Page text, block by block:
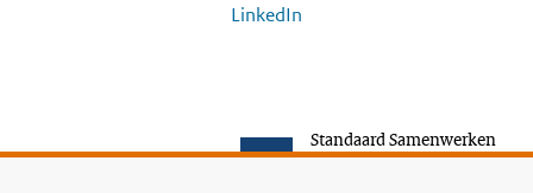
LinkedIn
Standaard Samenwerken